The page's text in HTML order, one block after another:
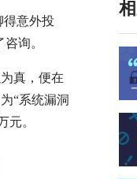
得意外投
询。
真，便在
“系统漏洞
元。